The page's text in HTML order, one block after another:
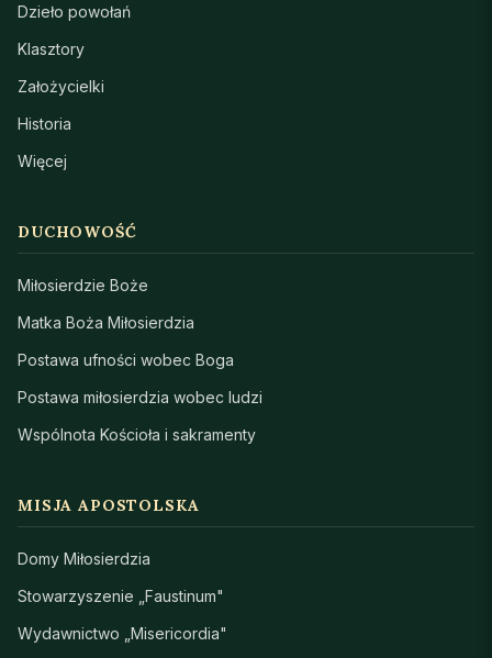
Dzieło powołań
Klasztory
Założycielki
Historia
Więcej
DUCHOWOŚĆ
Miłosierdzie Boże
Matka Boża Miłosierdzia
Postawa ufności wobec Boga
Postawa miłosierdzia wobec ludzi
Wspólnota Kościoła i sakramenty
MISJA APOSTOLSKA
Domy Miłosierdzia
Stowarzyszenie „Faustinum"
Wydawnictwo „Misericordia"